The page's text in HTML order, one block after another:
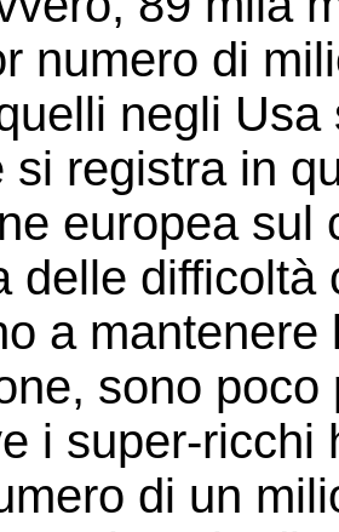
numero di
negli
si registra in
europea sul
delle
a
sono
i super-ricchi
di un